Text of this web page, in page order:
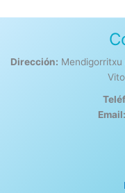
Dirección: Mendigorritxu
Email: